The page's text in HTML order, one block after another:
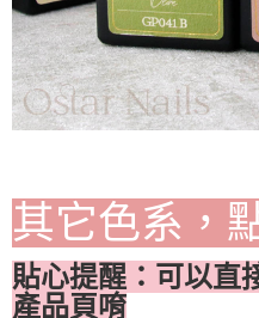
其它色系，
貼心提醒：可以直
產品頁唷